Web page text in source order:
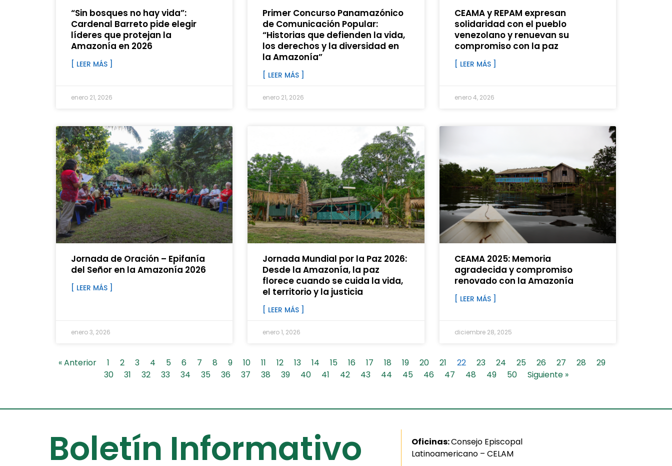
“Sin bosques no hay vida”:
Cardenal Barreto pide elegir
líderes que protejan la
Amazonía en 2026
[ LEER MÁS ]
enero 21, 2026
Primer Concurso Panamazónico
de Comunicación Popular:
“Historias que defienden la vida,
los derechos y la diversidad en
la Amazonía”
[ LEER MÁS ]
enero 21, 2026
CEAMA y REPAM expresan
solidaridad con el pueblo
venezolano y renuevan su
compromiso con la paz
[ LEER MÁS ]
enero 4, 2026
Jornada de Oración – Epifanía
del Señor en la Amazonía 2026
[ LEER MÁS ]
enero 3, 2026
Jornada Mundial por la Paz 2026:
Desde la Amazonía, la paz
florece cuando se cuida la vida,
el territorio y la justicia
[ LEER MÁS ]
enero 1, 2026
CEAMA 2025: Memoria
agradecida y compromiso
renovado con la Amazonía
[ LEER MÁS ]
diciembre 28, 2025
« Anterior 1 2 3 4 5 6 7 8 9 10 11 12 13 14 15 16 17 18 19 20 21 22 23 24 25 26 27 28
29
30
31 32 33 34 35 36 37 38 39 40 41 42 43 44 45 46 47 48 49 50 Siguiente »
Boletín Informativo Oficinas:Consejo Episcopal
Latinoamericano – CELAM